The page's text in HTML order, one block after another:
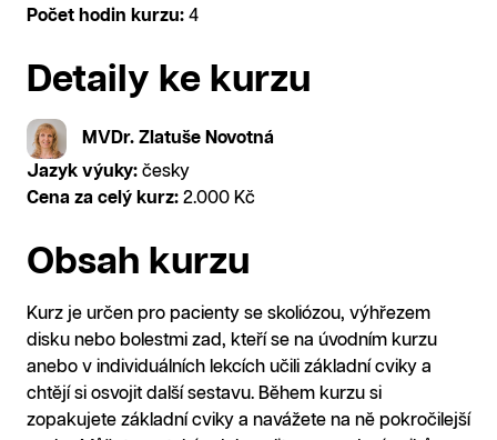
Počet hodin kurzu: 4
Detaily ke kurzu
MVDr. Zlatuše Novotná
Jazyk výuky: česky
Cena za celý kurz: 2.000 Kč
Obsah kurzu
Kurz je určen pro pacienty se skoliózou, výhřezem
disku nebo bolestmi zad, kteří se na úvodním kurzu
anebo v individuálních lekcích učili základní cviky a
chtějí si osvojit další sestavu. Během kurzu si
zopakujete základní cviky a navážete na ně pokročilejší